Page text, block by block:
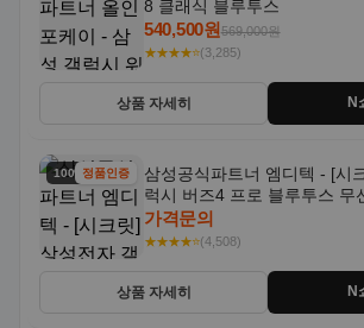
8 클래식 블루투스
540,500원569,000원
★★★★⭐(3,285)
상품 자세히 N
100% 할인
정품인증
삼성공식파트너 엠디텍 - [시
럭시 버즈4 프로 블루투스 무
R640N
가격문의
★★★★⭐(4,508)
상품 자세히 N